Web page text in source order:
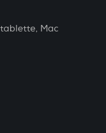
Mac